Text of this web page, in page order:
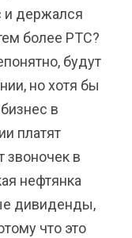
и держался
более РТС?
будут
но хотя бы
в
платят
звоночек в
нефтянка
дивиденды,
что это